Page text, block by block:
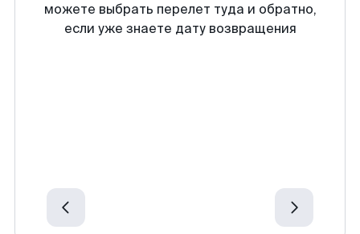
можете выбрать перелет туда и обратно,
если уже знаете дату возвращения